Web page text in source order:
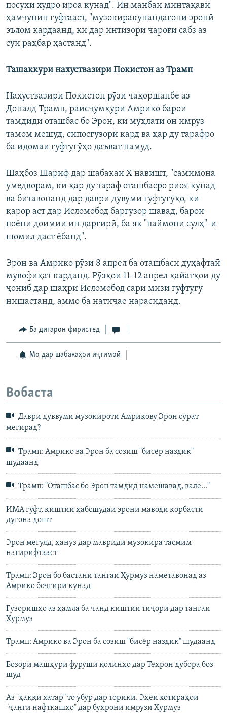
посухи худро ироа кунад". Ин манбаи минтақавӣ
ҳамчунин гуфтааст, "музокиракунандагони эронӣ
эълом кардаанд, ки дар интизори чароғи сабз аз
сӯи раҳбар ҳастанд".
Ташаккури нахуствазири Покистон аз Трамп
Нахуствазири Покистон рӯзи чаҳоршанбе аз
Доналд Трамп, раисҷумҳури Амрико барои
тамдиди оташбас бо Эрон, ки мӯҳлати он имрӯз
тамом мешуд, сипосгузорӣ кард ва ҳар ду тарафро
ба идомаи гуфтугӯҳо даъват намуд.
Шаҳбоз Шариф дар шабакаи Х навишт, "самимона
умедворам, ки ҳар ду тараф оташбасро риоя кунад
ва битавонанд дар даври дувуми гуфтугӯҳо, ки
қарор аст дар Исломобод баргузор шавад, барои
поёни доимии ин даргирӣ, ба як "паймони сулҳ"-и
шомил даст ёбанд".
Эрон ва Амрико рӯзи 8 апрел ба оташбаси дуҳафтаӣ
мувофиқат карданд. Рӯзҳои 11-12 апрел ҳайатҳои ду
ҷониб дар шаҳри Исломобод сари мизи гуфтугӯ
нишастанд, аммо ба натиҷае нарасиданд.
Ба дигарон фиристед
Мо дар шабакаҳои иҷтимоӣ
Вобаста
Даври дуввуми музокироти Амрикову Эрон сурат
мегирад?
Трамп: Амрико ва Эрон ба созиш "бисёр наздик"
шудаанд
Трамп: "Оташбас бо Эрон тамдид намешавад, вале..."
ИМА гуфт, киштии ҳабсшудаи эронӣ маводи корбасти
дугона дошт
Эрон мегӯяд, ҳанӯз дар мавриди музокира тасмим
нагирифтааст
Трамп: Эрон бо бастани тангаи Ҳурмуз наметавонад аз
Амрико боҷгирӣ кунад
Гузоришҳо аз ҳамла ба чанд киштии тиҷорӣ дар тангаи
Ҳурмуз
Трамп: Амрико ва Эрон ба созиш "бисёр наздик" шудаанд
Бозори машҳури фурӯши қолинҳо дар Теҳрон дубора боз
шуд
Аз "ҳаққи хатар" то убур дар торикӣ. Эҳёи хотираҳои
"ҷанги нафткашҳо" дар бӯҳрони имрӯзи Ҳурмуз